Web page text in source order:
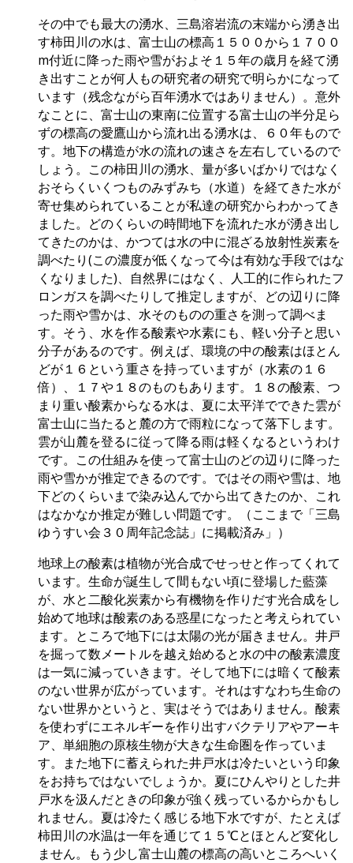
その中でも最大の湧水、三島溶岩流の末端から湧き出
す柿田川の水は、富士山の標高１５００から１７００
m付近に降った雨や雪がおよそ１５年の歳月を経て湧
き出すことが何人もの研究者の研究で明らかになって
います（残念ながら百年湧水ではありません）。意外
なことに、富士山の東南に位置する富士山の半分足ら
ずの標高の愛鷹山から流れ出る湧水は、６０年もので
す。地下の構造が水の流れの速さを左右しているので
しょう。この柿田川の湧水、量が多いばかりではなく
おそらくいくつものみずみち（水道）を経てきた水が
寄せ集められていることが私達の研究からわかってき
ました。どのくらいの時間地下を流れた水が湧き出し
てきたのかは、かつては水の中に混ざる放射性炭素を
調べたり(この濃度が低くなって今は有効な手段ではな
くなりました)、自然界にはなく、人工的に作られたフ
ロンガスを調べたりして推定しますが、どの辺りに降
った雨や雪かは、水そのものの重さを測って調べま
す。そう、水を作る酸素や水素にも、軽い分子と思い
分子があるのです。例えば、環境の中の酸素はほとん
どが１６という重さを持っていますが（水素の１６
倍）、１７や１８のものもあります。１８の酸素、つ
まり重い酸素からなる水は、夏に太平洋でできた雲が
富士山に当たると麓の方で雨粒になって落下します。
雲が山麓を登るに従って降る雨は軽くなるというわけ
です。この仕組みを使って富士山のどの辺りに降った
雨や雪かが推定できるのです。ではその雨や雪は、地
下どのくらいまで染み込んでから出てきたのか、これ
はなかなか推定が難しい問題です。（ここまで「三島
ゆうすい会３０周年記念誌」に掲載済み」）
地球上の酸素は植物が光合成でせっせと作ってくれて
います。生命が誕生して間もない頃に登場した藍藻
が、水と二酸化炭素から有機物を作りだす光合成をし
始めて地球は酸素のある惑星になったと考えられてい
ます。ところで地下には太陽の光が届きません。井戸
を掘って数メートルを越え始めると水の中の酸素濃度
は一気に減っていきます。そして地下には暗くて酸素
のない世界が広がっています。それはすなわち生命の
ない世界かというと、実はそうではありません。酸素
を使わずにエネルギーを作り出すバクテリアやアーキ
ア、単細胞の原核生物が大きな生命圏を作っていま
す。また地下に蓄えられた井戸水は冷たいという印象
をお持ちではないでしょうか。夏にひんやりとした井
戸水を汲んだときの印象が強く残っているからかもし
れません。夏は冷たく感じる地下水ですが、たとえば
柿田川の水温は一年を通じて１５℃とほとんど変化し
ません。もう少し富士山麓の標高の高いところへいく